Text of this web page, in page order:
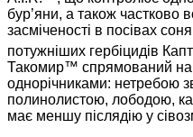
бур’яни, а також частково
засміченості в посівах
потужніших гербіцидів
Такомир™ спрямований
однорічниками: нетребою
полинолистою, лободою,
має меншу післядію у